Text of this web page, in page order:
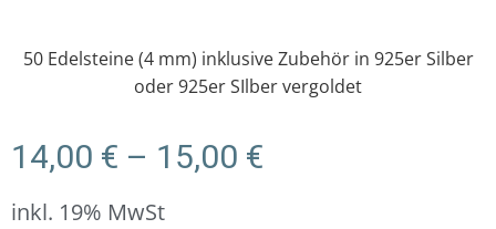
50 Edelsteine (4 mm) inklusive Zubehör in 925er Silber
oder 925er SIlber vergoldet
14,00 € – 15,00 €
inkl. 19% MwSt